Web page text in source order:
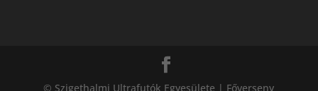
© Szigethalmi Ultrafutók Egyesülete | Főverseny